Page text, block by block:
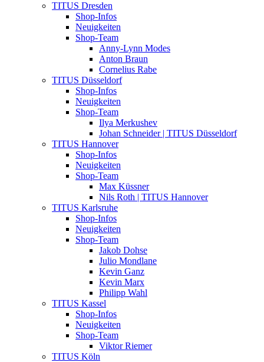
TITUS Dresden
Shop-Infos
Neuigkeiten
Shop-Team
Anny-Lynn Modes
Anton Braun
Cornelius Rabe
TITUS Düsseldorf
Shop-Infos
Neuigkeiten
Shop-Team
Ilya Merkushev
Johan Schneider | TITUS Düsseldorf
TITUS Hannover
Shop-Infos
Neuigkeiten
Shop-Team
Max Küssner
Nils Roth | TITUS Hannover
TITUS Karlsruhe
Shop-Infos
Neuigkeiten
Shop-Team
Jakob Dohse
Julio Mondlane
Kevin Ganz
Kevin Marx
Philipp Wahl
TITUS Kassel
Shop-Infos
Neuigkeiten
Shop-Team
Viktor Riemer
TITUS Köln